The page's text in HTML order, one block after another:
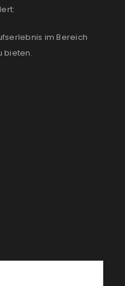
Passworts wird an
like to hear from
eröffnen und
im Bereich
bieten.